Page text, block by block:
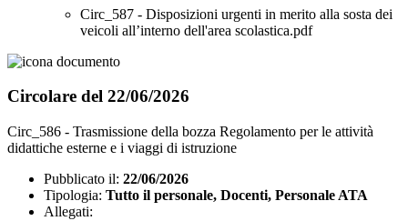
Circ_587 - Disposizioni urgenti in merito alla sosta dei
veicoli all’interno dell'area scolastica.pdf
Circolare del 22/06/2026
Circ_586 - Trasmissione della bozza Regolamento per le attività
didattiche esterne e i viaggi di istruzione
Pubblicato il: 22/06/2026
Tipologia: Tutto il personale, Docenti, Personale ATA
Allegati: